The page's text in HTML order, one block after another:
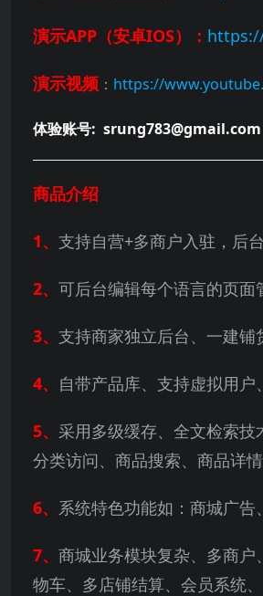
演示APP（安卓IOS）：
演示视频 ： https://
体验账号:
商品介绍
1、 支持自营+多商户入驻，后台
2、 可后台编辑每个语言的页
3、 支持商家独立后台、一建
4、 自带产品库、支持虚拟用
5、 采用多级缓存、全文检索
分类访问、商品搜索、商品详
6、 系统特色功能如：商城广告
7、 商城业务模块复杂、多商
物车、多店铺结算、会员系统